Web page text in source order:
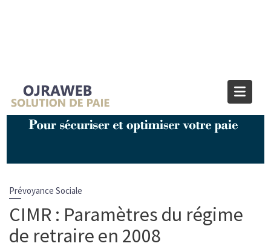
Home
Prévoyance Sociale
Prévoyance Sociale
CIMR : Paramètres du régime
de retraire en 2008